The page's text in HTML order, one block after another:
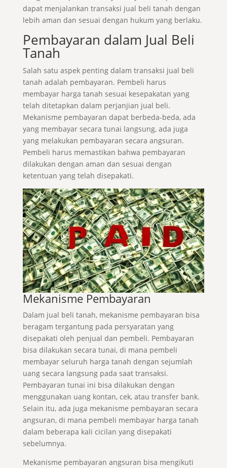
dapat menjalankan transaksi jual beli tanah dengan
lebih aman dan sesuai dengan hukum yang berlaku.
Pembayaran dalam Jual Beli
Tanah
Salah satu aspek penting dalam transaksi jual beli
tanah adalah pembayaran. Pembeli harus
membayar harga tanah sesuai kesepakatan yang
telah ditetapkan dalam perjanjian jual beli.
Mekanisme pembayaran dapat berbeda-beda, ada
yang membayar secara tunai langsung, ada juga
yang melakukan pembayaran secara angsuran.
Pembeli harus memastikan bahwa pembayaran
dilakukan dengan aman dan sesuai dengan
ketentuan yang telah disepakati.
Mekanisme Pembayaran
Dalam jual beli tanah, mekanisme pembayaran bisa
beragam tergantung pada persyaratan yang
disepakati oleh penjual dan pembeli. Pembayaran
bisa dilakukan secara tunai, di mana pembeli
membayar seluruh harga tanah dengan sejumlah
uang secara langsung pada saat transaksi.
Pembayaran tunai ini bisa dilakukan dengan
menggunakan uang kontan, cek, atau transfer bank.
Selain itu, ada juga mekanisme pembayaran secara
angsuran, di mana pembeli membayar harga tanah
dalam beberapa kali cicilan yang disepakati
sebelumnya.
Mekanisme pembayaran angsuran bisa mengikuti